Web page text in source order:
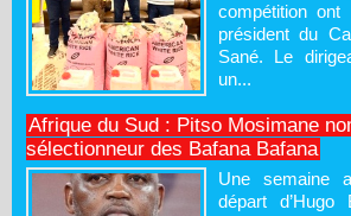
compétition
président du
Sané. Le
un...
Afrique du Sud : Pitso Mosimane
sélectionneur des Bafana Bafana
Une semaine
départ d’Hugo